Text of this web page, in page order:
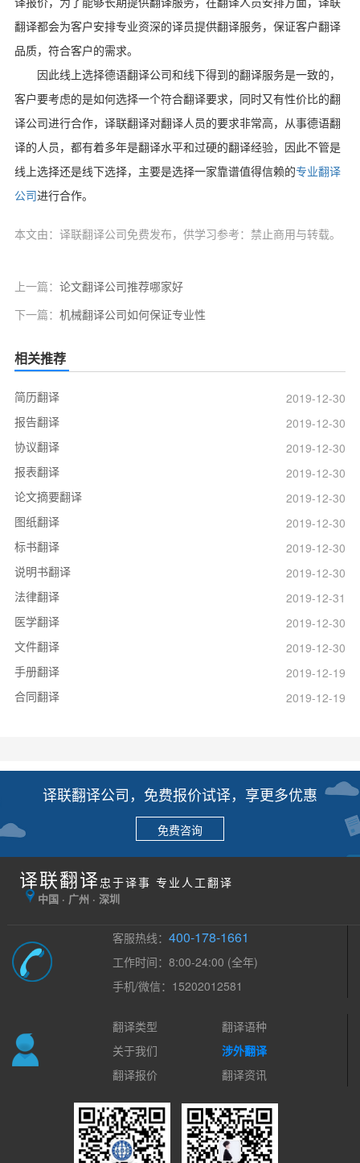
译报价，为了能够长期提供翻译服务，在翻译人员安排方面，译联
翻译都会为客户安排专业资深的译员提供翻译服务，保证客户翻译
品质，符合客户的需求。
因此线上选择德语翻译公司和线下得到的翻译服务是一致的，
客户要考虑的是如何选择一个符合翻译要求，同时又有性价比的翻
译公司进行合作，译联翻译对翻译人员的要求非常高，从事德语翻
译的人员，都有着多年是翻译水平和过硬的翻译经验，因此不管是
线上选择还是线下选择，主要是选择一家靠谱值得信赖的专业翻译
公司 进行合作。
本文由：译联翻译公司免费发布，供学习参考：禁止商用与转载。
上一篇： 论文翻译公司推荐哪家好
下一篇： 机械翻译公司如何保证专业性
相关推荐
简历翻译
2019-12-30
报告翻译
2019-12-30
协议翻译
2019-12-30
报表翻译
2019-12-30
论文摘要翻译
2019-12-30
图纸翻译
2019-12-30
标书翻译
2019-12-30
说明书翻译
2019-12-30
法律翻译
2019-12-31
医学翻译
2019-12-30
文件翻译
2019-12-30
手册翻译
2019-12-19
合同翻译
2019-12-19
译联翻译公司，免费报价试译，享更多优惠
免费咨询
译联翻译 忠于译事 专业人工翻译
中国 · 广州 · 深圳
客服热线：400-178-1661
工作时间：8:00-24:00 (全年)
手机/微信：15202012581
翻译类型
翻译语种
关于我们
涉外翻译
翻译报价
翻译资讯